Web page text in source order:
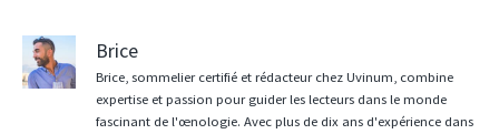
Brice
Brice, sommelier certifié et rédacteur chez Uvinum, combine
expertise et passion pour guider les lecteurs dans le monde
fascinant de l'œnologie. Avec plus de dix ans d'expérience dans